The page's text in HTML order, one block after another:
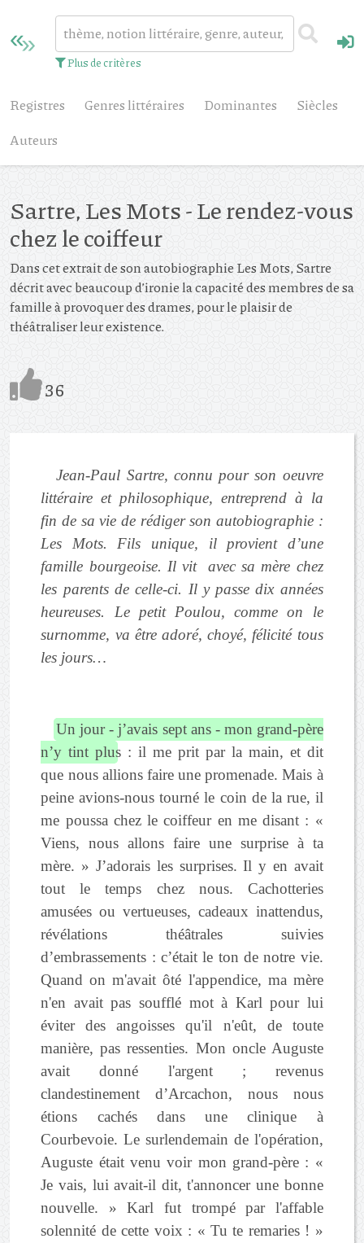
Plus de critères
Registres Genres littéraires Dominantes
Siècles
Auteurs
Sartre, Les Mots - Le rendez-vous
chez le coiffeur
Dans cet extrait de son autobiographie Les Mots, Sartre
décrit avec beaucoup d’ironie la capacité des membres de sa
famille à provoquer des drames, pour le plaisir de
théâtraliser leur existence.
36
Jean-Paul Sartre, connu pour son oeuvre
littéraire et philosophique, entreprend à la
fin de sa vie de rédiger son autobiographie :
Les Mots. Fils unique, il provient d’une
famille bourgeoise. Il vit avec sa mère chez
les parents de celle-ci. Il y passe dix années
heureuses. Le petit Poulou, comme on le
surnomme, va être adoré, choyé, félicité tous
les jours…
Un jour - j’avais sept ans - mon grand-père
n’y tint plus : il me prit par la main, et dit
que nous allions faire une promenade. Mais à
peine avions-nous tourné le coin de la rue, il
me poussa chez le coiffeur en me disant : «
Viens, nous allons faire une surprise à ta
mère. » J’adorais les surprises. Il y en avait
tout le temps chez nous. Cachotteries
amusées ou vertueuses, cadeaux inattendus,
révélations théâtrales suivies
d’embrassements : c’était le ton de notre vie.
Quand on m'avait ôté l'appendice, ma mère
n'en avait pas soufflé mot à Karl pour lui
éviter des angoisses qu'il n'eût, de toute
manière, pas ressenties. Mon oncle Auguste
avait donné l'argent ; revenus
clandestinement d’Arcachon, nous nous
étions cachés dans une clinique à
Courbevoie. Le surlendemain de l'opération,
Auguste était venu voir mon grand-père : «
Je vais, lui avait-il dit, t'annoncer une bonne
nouvelle. » Karl fut trompé par l'affable
solennité de cette voix : « Tu te remaries ! »